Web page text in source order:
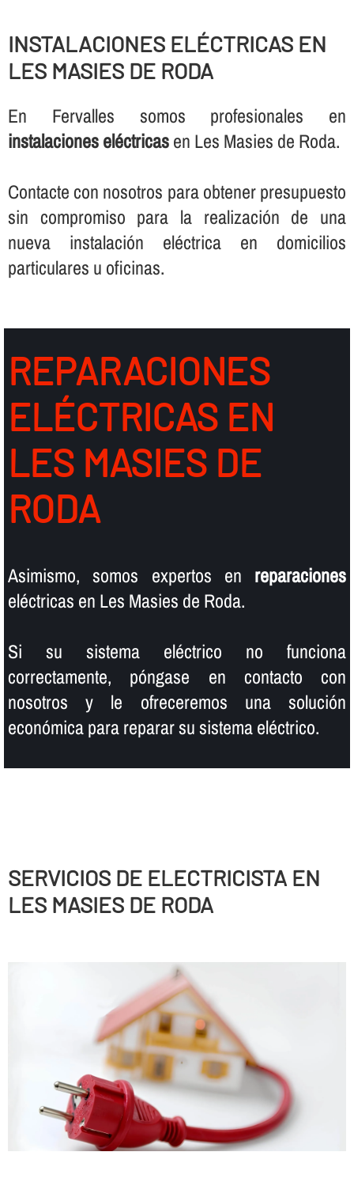
INSTALACIONES ELÉCTRICAS EN
LES MASIES DE RODA
En Fervalles somos profesionales en
instalaciones eléctricasen Les Masies de Roda.
Contacte con nosotros para obtener presupuesto
sin compromiso para la realización de una
nueva instalación eléctrica en domicilios
particulares u oficinas.
REPARACIONES
ELÉCTRICAS EN
LES MASIES DE
RODA
Asimismo, somos expertos en reparaciones
eléctricas en Les Masies de Roda.
Si su sistema eléctrico no funciona
correctamente, póngase en contacto con
nosotros y le ofreceremos una solución
económica para reparar su sistema eléctrico.
SERVICIOS DE ELECTRICISTA EN
LES MASIES DE RODA